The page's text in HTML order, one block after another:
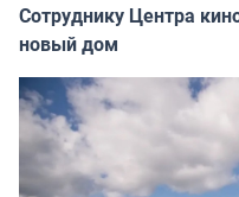
Сотруднику Центра
новый дом